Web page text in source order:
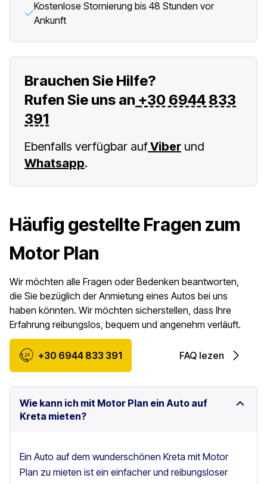
Kostenlose Stornierung bis 48 Stunden vor
Ankunft
Brauchen Sie Hilfe?
Rufen Sie uns an +30 6944 833
391
Ebenfalls verfügbar aufViber und
Whatsapp.
Häufig gestellte Fragen zum
Motor Plan
Wir möchten alle Fragen oder Bedenken beantworten,
die Sie bezüglich der Anmietung eines Autos bei uns
haben könnten. Wir möchten sicherstellen, dass Ihre
Erfahrung reibungslos, bequem und angenehm verläuft.
+30 6944 833 391 FAQ lezen
Wie kann ich mit Motor Plan ein Auto auf
Kreta mieten?
Ein Auto auf dem wunderschönen Kreta mit Motor
Plan zu mieten ist ein einfacher und reibungsloser